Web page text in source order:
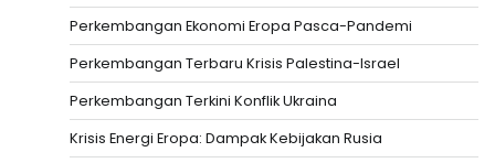
Perkembangan Ekonomi Eropa Pasca-Pandemi
Perkembangan Terbaru Krisis Palestina-Israel
Perkembangan Terkini Konflik Ukraina
Krisis Energi Eropa: Dampak Kebijakan Rusia